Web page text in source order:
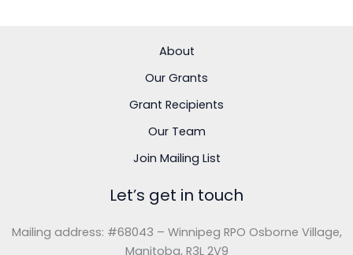
About
Our Grants
Grant Recipients
Our Team
Join Mailing List
Let’s get in touch
Mailing address: #68043 – Winnipeg RPO Osborne Village,
Manitoba, R3L 2V9